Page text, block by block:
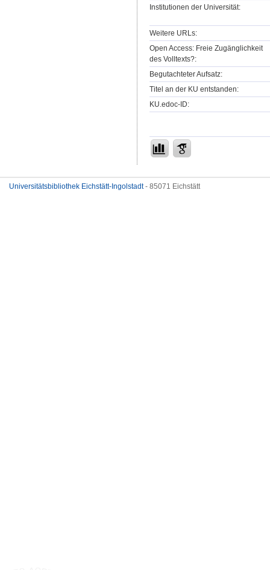
Institutionen der Universität:
Weitere URLs:
Open Access: Freie Zugänglichkeit
des Volltexts?:
Begutachteter Aufsatz:
Titel an der KU entstanden:
KU.edoc-ID:
Universitätsbibliothek Eichstätt-Ingolstadt- 85071 Eichstätt